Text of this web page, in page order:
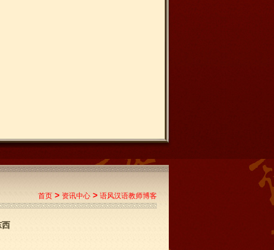
首页 > 资讯中心 > 语风汉语教师博客
西